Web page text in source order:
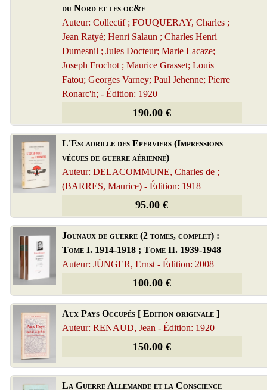
du Nord et les oc&e
Auteur: Collectif ; FOUQUERAY, Charles ;
Jean Ratyé; Henri Salaun ; Charles Henri
Dumesnil ; Jules Docteur; Marie Lacaze;
Joseph Frochot ; Maurice Grasset; Louis
Fatou; Georges Varney; Paul Jehenne; Pierre
Ronarc'h; - Édition: 1920
190.00 €
L'Escadrille des Eperviers (Impressions
vécues de guerre aérienne)
Auteur: DELACOMMUNE, Charles de ;
(BARRES, Maurice) - Édition: 1918
95.00 €
Jounaux de guerre (2 tomes, complet) :
Tome I. 1914-1918 ; Tome II. 1939-1948
Auteur: JÜNGER, Ernst - Édition: 2008
100.00 €
Aux Pays Occupés [ Edition originale ]
Auteur: RENAUD, Jean - Édition: 1920
150.00 €
La Guerre Allemande et la Conscience